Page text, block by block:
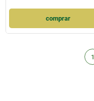
comprar
1